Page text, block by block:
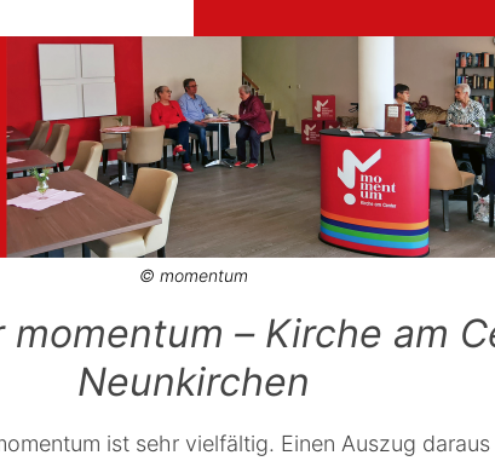
© momentum
– Kirche am
Neunkirchen
ist sehr vielfältig. Einen Auszug